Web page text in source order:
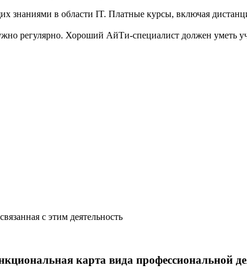
знаниями в области IT. Платные курсы, включая
регулярно. Хороший АйТи-специалист должен уметь
с этим деятельность
карта вида профессиональной